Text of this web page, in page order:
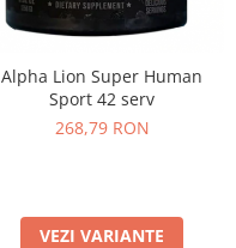
Alpha Lion Super Human
Sport 42 serv
268,79 RON
VEZI VARIANTE